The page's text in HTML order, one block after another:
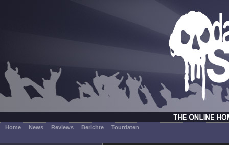
Home News Reviews Berichte Tourdaten